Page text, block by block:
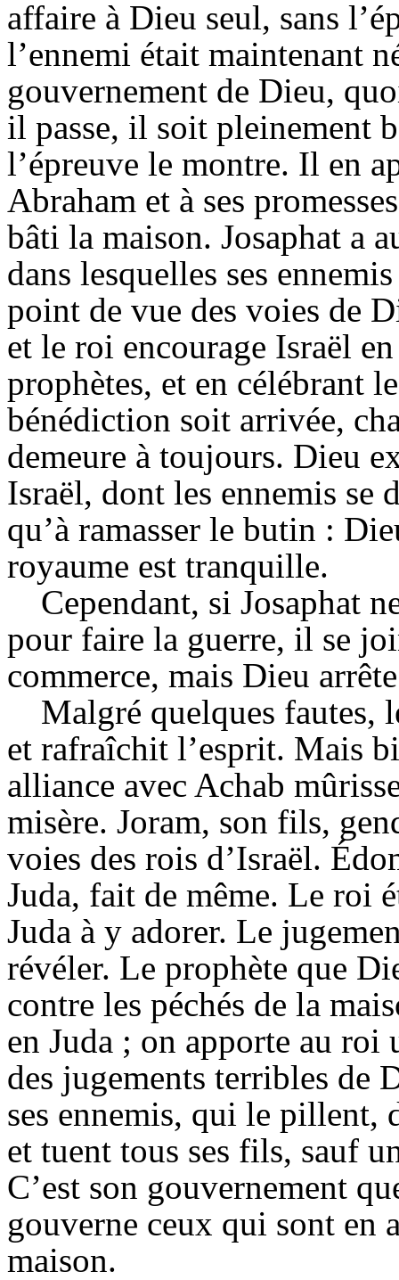
affaire à Dieu seul, sans
l’ennemi était maintenant
gouvernement de Dieu,
il passe, il soit pleinement
l’épreuve le montre. Il en
Abraham et à ses
bâti la maison. Josaphat a
dans lesquelles ses
point de vue des voies de
et le roi encourage Israël
prophètes, et en célébrant
bénédiction soit arrivée,
demeure à toujours. Dieu
Israël, dont les ennemis se
qu’à ramasser le butin :
royaume est tranquille.
Cependant, si Josaphat
pour faire la guerre, il se
commerce, mais Dieu
Malgré quelques fautes,
et rafraîchit l’esprit. Mais
alliance avec Achab
misère. Joram, son fils,
voies des rois d’Israël.
Juda, fait de même. Le roi
Juda à y adorer. Le
révéler. Le prophète que
contre les péchés de la
en Juda ; on apporte au
des jugements terribles de
ses ennemis, qui le pillent,
et tuent tous ses fils, sauf
C’est son gouvernement
gouverne ceux qui sont en
maison.